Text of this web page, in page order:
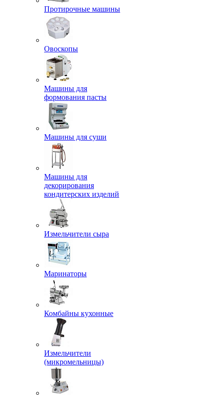
Протирочные машины
Овоскопы
Машины для
формования пасты
Машины для суши
Машины для
декорирования
кондитерских изделий
Измельчители сыра
Маринаторы
Комбайны кухонные
Измельчители
(микромельницы)